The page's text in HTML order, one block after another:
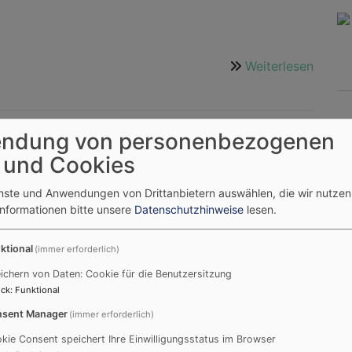
Weiterlesen
die
Jugend
Sept.
zum Open-Air Motoradgottesdienst mit
8. August 2026 um 16 Uhr
Zentrum / Lengfeld
Willkommen!
von personenbezogenen
Cookies
und Anwendungen von Drittanbietern auswählen, die wir
bitte unsere Datenschutzhinweise lesen.
(immer erforderlich)
von Daten: Cookie für die Benutzersitzung
: Funktional
Manager (immer erforderlich)
Consent speichert Ihre Einwilligungsstatus im Browser